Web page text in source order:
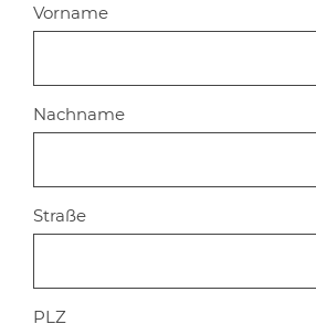
Vorname
Nachname
Straße
PLZ